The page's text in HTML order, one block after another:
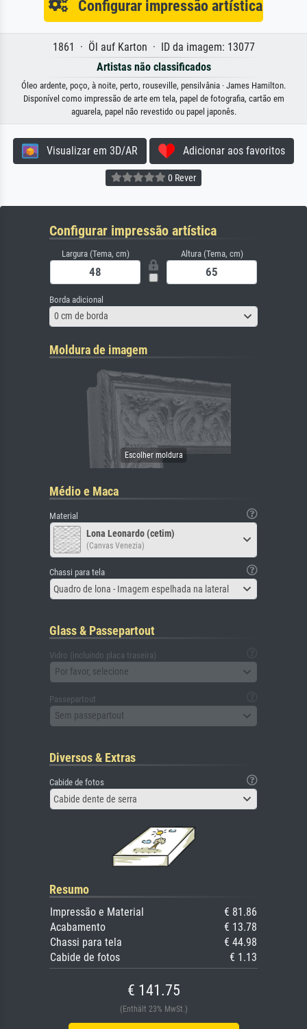
Configurar impressão artística
1861 · Öl auf Karton · ID da imagem: 13077
Artistas não classificados
Óleo ardente, poço, à noite, perto, rouseville, pensilvânia · James Hamilton.
Disponível como impressão de arte em tela, papel de fotografia, cartão em
aguarela, papel não revestido ou papel japonês.
Visualizar em 3D/AR Adicionar aos favoritos
0 Rever
Configurar impressão artística
Largura (Tema, cm) Altura (Tema, cm)
Borda adicional
0 cm de borda
Moldura de imagem
Médio e Maca
Material
Lona Leonardo (cetim)
(Canvas Venezia)
Chassi para tela
Quadro de lona - Imagem espelhada na lateral
Glass & Passepartout
Vidro (incluindo placa traseira)
Por favor, selecione
Passepartout
Sem passepartout
Diversos & Extras
Cabide de fotos
Cabide dente de serra
Resumo
Impressão e Material
€ 81.86
Acabamento
€ 13.78
Chassi para tela
€ 44.98
Cabide de fotos
€ 1.13
€ 141.75
(Enthält 23% MwSt.)